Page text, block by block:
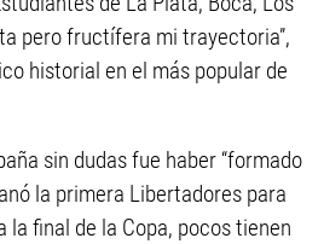
pero fructífera mi trayectoria”,
historial en el más popular de
sin dudas fue haber “formado
la primera Libertadores para
la final de la Copa, pocos tienen